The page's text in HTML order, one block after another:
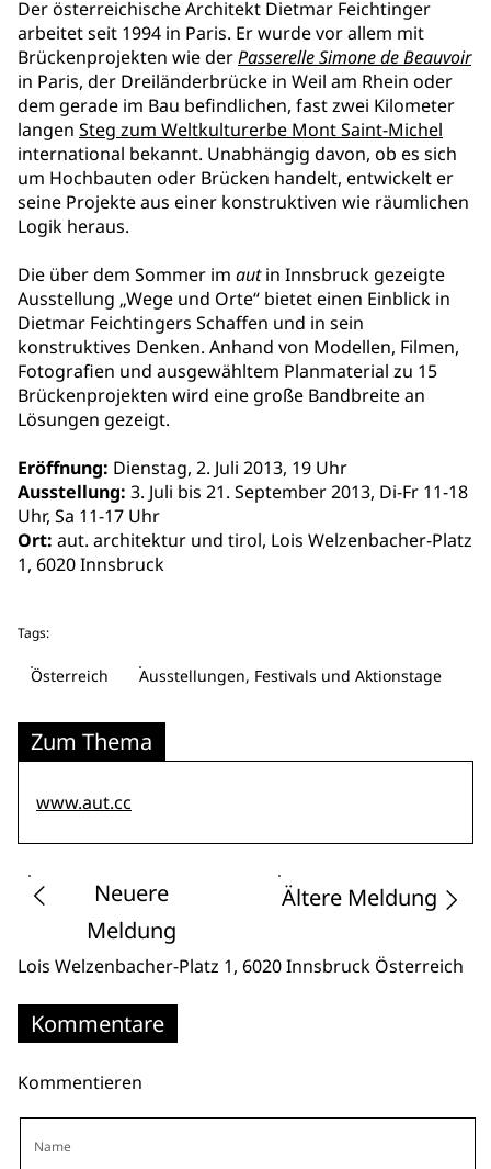
Der österreichische Architekt Dietmar Feichtinger
arbeitet seit 1994 in Paris. Er wurde vor allem mit
Brückenprojekten wie derPasserelle Simone de Beauvoir
in Paris, der Dreiländerbrücke in Weil am Rhein oder
dem gerade im Bau befindlichen, fast zwei Kilometer
langen Steg zum Weltkulturerbe Mont Saint-Michel
international bekannt. Unabhängig davon, ob es sich
um Hochbauten oder Brücken handelt, entwickelt er
seine Projekte aus einer konstruktiven wie räumlichen
Logik heraus.
Die über dem Sommer im autin Innsbruck gezeigte
Ausstellung „Wege und Orte“ bietet einen Einblick in
Dietmar Feichtingers Schaffen und in sein
konstruktives Denken. Anhand von Modellen, Filmen,
Fotografien und ausgewähltem Planmaterial zu 15
Brückenprojekten wird eine große Bandbreite an
Lösungen gezeigt.
Eröffnung: Dienstag, 2. Juli 2013, 19 Uhr
Ausstellung: 3. Juli bis 21. September 2013, Di-Fr 11-18
Uhr, Sa 11-17 Uhr
Ort: aut. architektur und tirol, Lois Welzenbacher-Platz
1, 6020 Innsbruck
Tags:
Österreich Ausstellungen, Festivals und Aktionstage
Zum Thema
www.aut.cc
Neuere
Meldung
Ältere Meldung
Lois Welzenbacher-Platz 1, 6020 Innsbruck Österreich
Kommentare
Kommentieren
Name